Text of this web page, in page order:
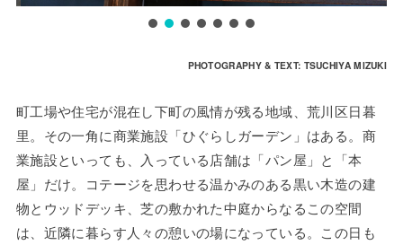
PHOTOGRAPHY & TEXT: TSUCHIYA MIZUKI
町工場や住宅が混在し下町の風情が残る地域、荒川区日暮
里。その一角に商業施設「ひぐらしガーデン」はある。商
業施設といっても、入っている店舗は「パン屋」と「本
屋」だけ。コテージを思わせる温かみのある黒い木造の建
物とウッドデッキ、芝の敷かれた中庭からなるこの空間
は、近隣に暮らす人々の憩いの場になっている。この日も